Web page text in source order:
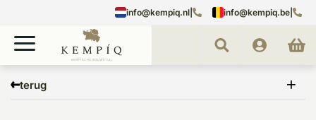
info@kempiq.nl info@kempiq.be
terug
DRF